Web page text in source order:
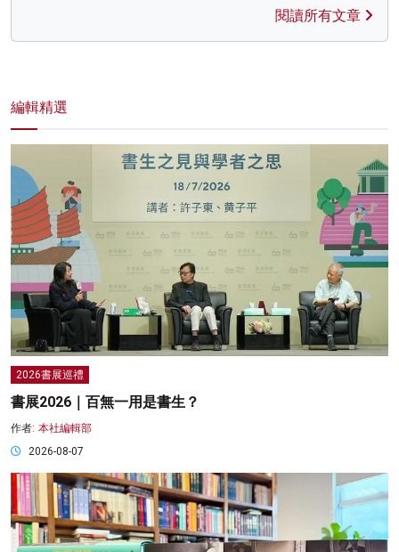
閱讀所有文章
編輯精選
2026書展巡禮
書展2026｜百無一用是書生？
作者: 本社編輯部
2026-08-07